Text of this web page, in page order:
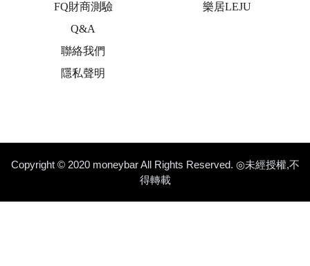
FQ財商測驗
Q&A
聯絡我們
隱私聲明
樂居LEJU
Copyright © 2020 moneybar All Rights Reserved. ◎未經授權,不
得轉載